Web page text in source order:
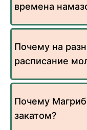
времена
Почему на
расписание
Почему
закатом?